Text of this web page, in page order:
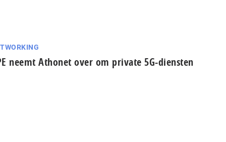
neemt Athonet over om private 5G-diensten